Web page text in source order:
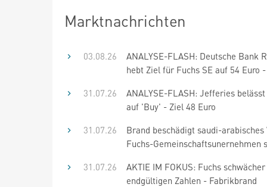
Marktnachrichten
03.08.26
ANALYSE-FLASH: Deutsche Bank
hebt Ziel für Fuchs SE auf 54 Euro
31.07.26
ANALYSE-FLASH: Jefferies belässt
auf 'Buy' - Ziel 48 Euro
31.07.26
Brand beschädigt saudi-arabisches
Fuchs-Gemeinschaftsunernehmen
31.07.26
AKTIE IM FOKUS: Fuchs
endgültigen Zahlen - Fabrikbrand